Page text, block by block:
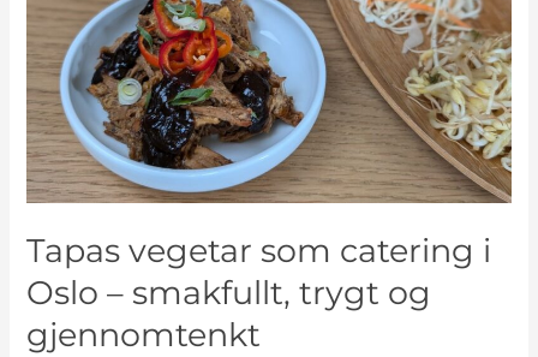
Tapas vegetar som catering i
Oslo – smakfullt, trygt og
gjennomtenkt
smakfullt,
trygt
og
gjennomtenkt